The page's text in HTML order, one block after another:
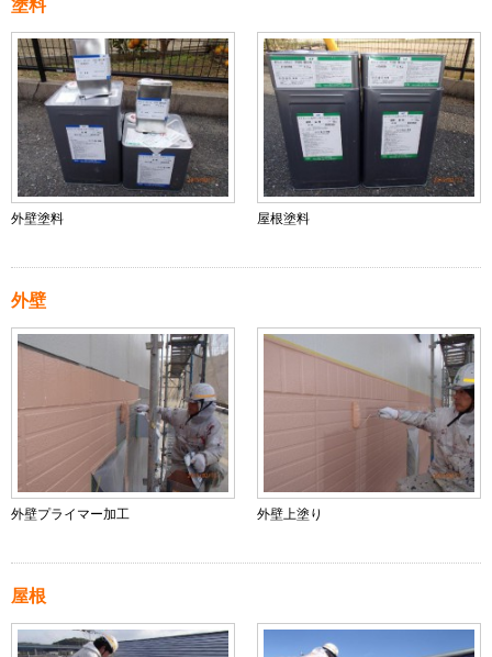
塗料
外壁塗料 屋根塗料
外壁
外壁プライマー加工 外壁上塗り
屋根